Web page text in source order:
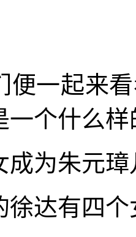
便一起来
一个什么
成为朱元璋
徐达有四